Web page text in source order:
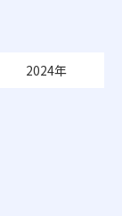
2024年